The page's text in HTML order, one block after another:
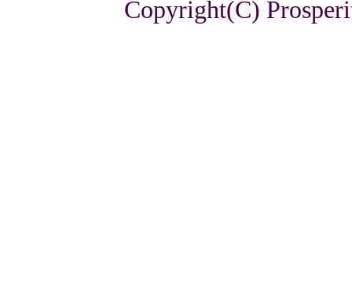
Copyright(C)